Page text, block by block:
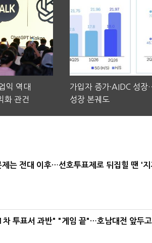
익 역대
화 관건
가입자 증가·AIDC 성장
성장 본궤도
제는 전대 이후…선호투표제로 뒤집힐 땐 '
차 투표서 과반" "게임 끝"…호남대전 앞두